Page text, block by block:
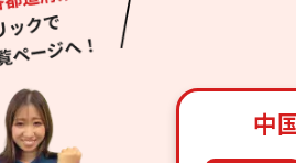
中